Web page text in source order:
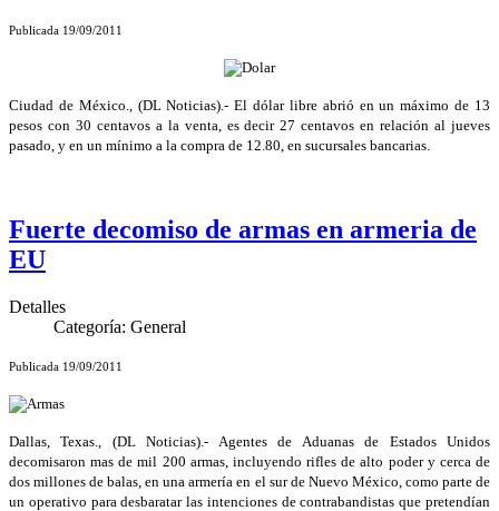
Publicada 19/09/2011
Ciudad de México., (DL Noticias).- El dólar libre abrió en un máximo de 13
pesos con 30 centavos a la venta, es decir 27 centavos en relación al jueves
pasado, y en un mínimo a la compra de 12.80, en sucursales bancarias.
Fuerte decomiso de armas en armeria de
EU
Detalles
Categoría: General
Publicada 19/09/2011
Dallas, Texas., (DL Noticias).- Agentes de Aduanas de Estados Unidos
decomisaron mas de mil 200 armas, incluyendo rifles de alto poder y cerca de
dos millones de balas, en una armería en el sur de Nuevo México, como parte de
un operativo para desbaratar las intenciones de contrabandistas que pretendían